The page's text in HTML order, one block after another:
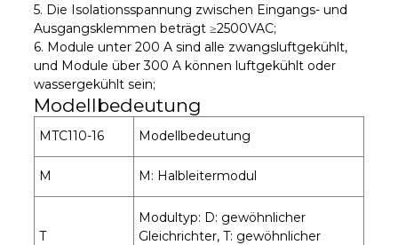
5. Die Isolationsspannung zwischen Eingangs- und
Ausgangsklemmen beträgt ≥2500VAC;
6. Module unter 200 A sind alle zwangsluftgekühlt,
und Module über 300 A können luftgekühlt oder
wassergekühlt sein;
Modellbedeutung
MTC110-16 Modellbedeutung
M M: Halbleitermodul
T
Modultyp: D: gewöhnlicher
Gleichrichter, T: gewöhnlicher